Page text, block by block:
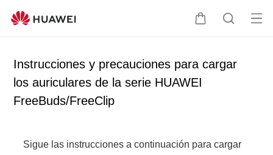
C
r
i
B
q
Ab
Instrucciones y precauciones para cargar
los auriculares de la serie HUAWEI
FreeBuds/FreeClip
Sigue las instrucciones a continuación para cargar